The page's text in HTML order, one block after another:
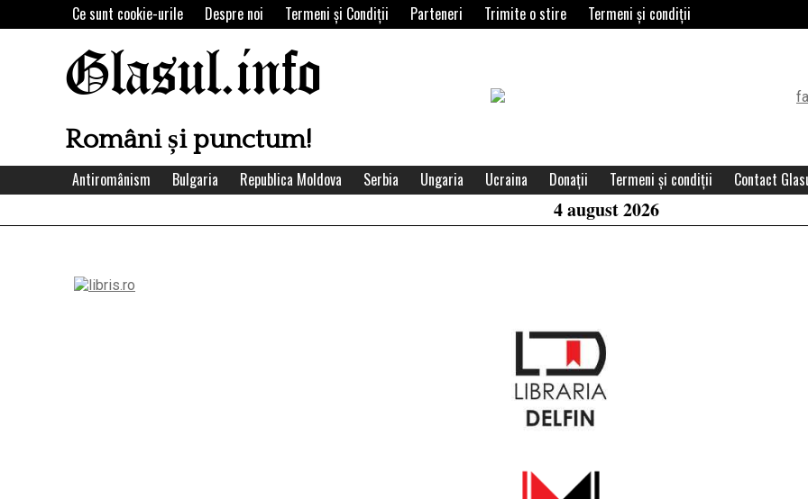
to
Ce sunt cookie-urile Despre noi Termeni şi Condiţii Parteneri Trimite o stire Termeni și condiții
Glasul.info
Români și punctum!
Header
Area
Antiromânism Bulgaria Republica Moldova Serbia Ungaria Ucraina Donații Termeni și condiții Contact
4 august 2026
Left
Asides